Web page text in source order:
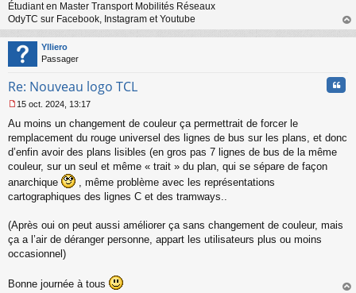
g
e
n
o
n
l
Étudiant en Master Transport Mobilités Réseaux
OdyTC sur Facebook, Instagram et Youtube
au
Ylliero
Passager
Re: Nouveau logo TCL
e
s
s
g
e
n
l
u
15 oct. 2024, 13:17
Au moins un changement de couleur ça permettrait de forcer le
remplacement du rouge universel des lignes de bus sur les plans, et donc
d’enfin avoir des plans lisibles (en gros pas 7 lignes de bus de la même
couleur, sur un seul et même « trait » du plan, qui se sépare de façon
anarchique
, même problème avec les représentations
cartographiques des lignes C et des tramways..
(Après oui on peut aussi améliorer ça sans changement de couleur, mais
ça a l’air de déranger personne, appart les utilisateurs plus ou moins
occasionnel)
Bonne journée à tous